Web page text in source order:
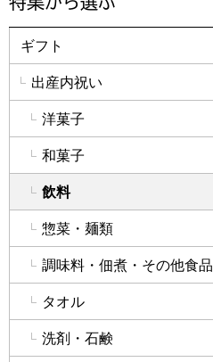
ギフト
出産内祝い
洋菓子
和菓子
飲料
惣菜・麺類
調味料・佃煮・その他食品
タオル
洗剤・石鹸